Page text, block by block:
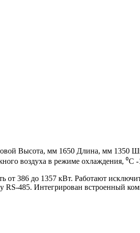
Высота, мм 1650 Длина, мм 1350
воздуха в режиме охлаждения, ⁰С -
386 до 1357 кВт. Работают
485. Интегрирован встроенный